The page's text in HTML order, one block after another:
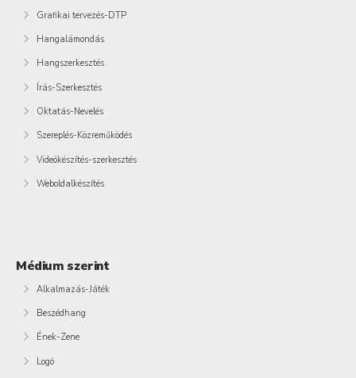
Grafikai tervezés-DTP
Hangalámondás
Hangszerkesztés
Írás-Szerkesztés
Oktatás-Nevelés
Szereplés-Közreműködés
Videókészítés-szerkesztés
Weboldalkészítés
Médium szerint
Alkalmazás-Játék
Beszédhang
Ének-Zene
Logó